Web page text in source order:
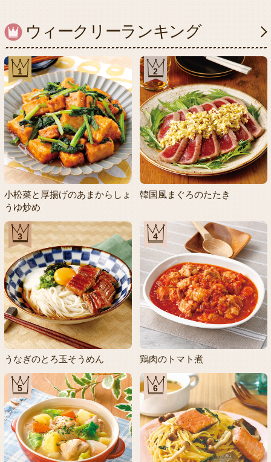
ウィークリーランキング
1
小松菜と厚揚げのあまからしょ
うゆ炒め
2
韓国風まぐろのたたき
3
うなぎのとろ玉そうめん
4
鶏肉のトマト煮
5 6